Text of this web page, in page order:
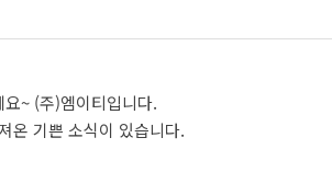
요~ (주)엠이티입니다.
온 기쁜 소식이 있습니다.